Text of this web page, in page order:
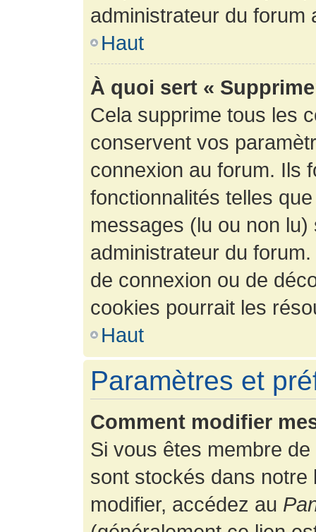
administrateur du forum
Haut
À quoi sert «
Cela supprime tous les
conservent vos
connexion au forum. Ils
fonctionnalités telles
messages (lu ou non
administrateur du
de connexion ou de
cookies pourrait les
Haut
Paramètres et
Comment modifier
Si vous êtes membre
sont stockés dans
modifier, accédez au